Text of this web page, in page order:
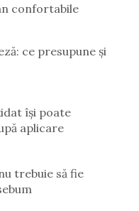
confortabile
ce presupune și
își poate
aplicare
trebuie să fie